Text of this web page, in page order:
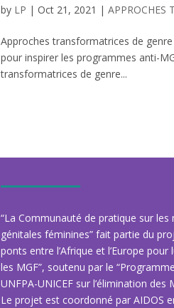
by LP |Oct 21, 2021 |APPROCHES
Approches transformatrices de
pour inspirer les programmes anti-
transformatrices de genre...
“La Communauté de pratique sur les
génitales féminines” fait partie du
ponts entre l’Afrique et l’Europe
les MGF”, soutenu par le
UNFPA-UNICEF sur l’élimination des
Le projet est coordonné par AIDOS